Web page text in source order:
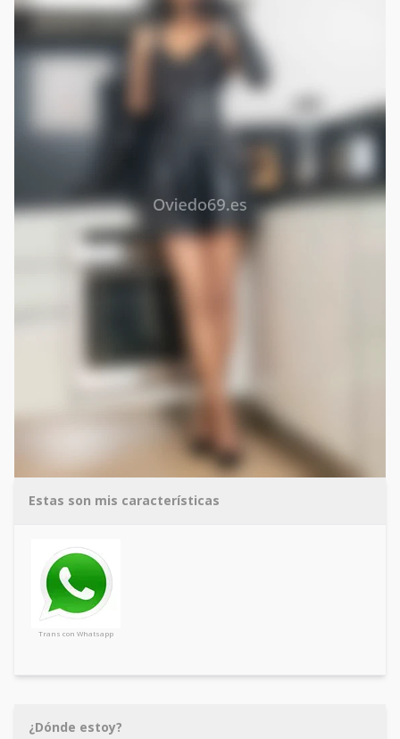
Estas son mis características
Trans con Whatsapp
¿Dónde estoy?